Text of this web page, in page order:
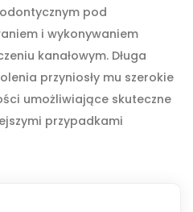
pod
i wykonywaniem
kanałowym. Długa
przyniosły mu szerokie
umożliwiające skuteczne
przypadkami